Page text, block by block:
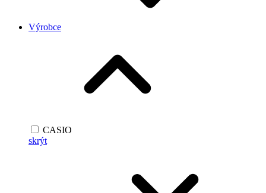
Výrobce
CASIO
skrýt